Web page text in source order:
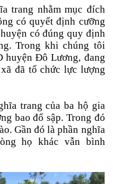
trang nhằm mục đích
có quyết định cưỡng
có đúng quy định
Trong khi chúng tôi
huyện Đô Lương, đang
đã tổ chức lực lượng
trang của ba hộ gia
bao đổ sập. Trong đó
Gần đó là phần nghĩa
họ khác vẫn bình